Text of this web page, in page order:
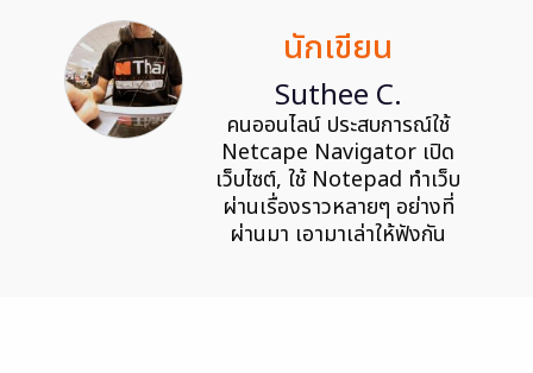
นักเขียน
Suthee C.
คนออนไลน์ ประสบการณ์ใช้
Netcape Navigator เปิด
เว็บไซต์, ใช้ Notepad ทำเว็บ
ผ่านเรื่องราวหลายๆ อย่างที่
ผ่านมา เอามาเล่าให้ฟังกัน